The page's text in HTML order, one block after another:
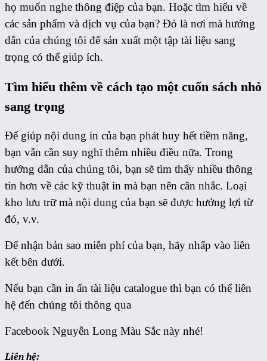
họ muốn nghe thông điệp của bạn. Hoặc tìm hiểu về
các sản phẩm và dịch vụ của bạn? Đó là nơi mà hướng
dẫn của chúng tôi để sản xuất một tập tài liệu sang
trọng có thể giúp ích.
Tìm hiểu thêm về cách tạo một cuốn sách nhỏ
sang trọng
Để giúp nội dung in của bạn phát huy hết tiềm năng,
bạn vẫn cần suy nghĩ thêm nhiều điều nữa. Trong
hướng dẫn của chúng tôi, bạn sẽ tìm thấy nhiều thông
tin hơn về các kỹ thuật in mà bạn nên cân nhắc. Loại
kho lưu trữ mà nội dung của bạn sẽ được hưởng lợi từ
đó, v.v.
Để nhận bản sao miễn phí của bạn, hãy nhấp vào liên
kết bên dưới.
Nếu bạn cần in ấn tài liệu catalogue thì bạn có thể liên
hệ đến chúng tôi thông qua
Facebook Nguyễn Long Màu Sắc này nhé!
Liên hệ: